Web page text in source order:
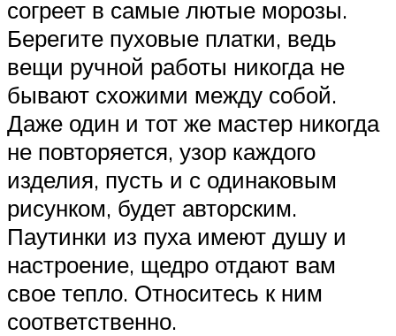
согреет в самые лютые морозы.
Берегите пуховые платки, ведь
вещи ручной работы никогда не
бывают схожими между собой.
Даже один и тот же мастер никогда
не повторяется, узор каждого
изделия, пусть и с одинаковым
рисунком, будет авторским.
Паутинки из пуха имеют душу и
настроение, щедро отдают вам
свое тепло. Относитесь к ним
соответственно.